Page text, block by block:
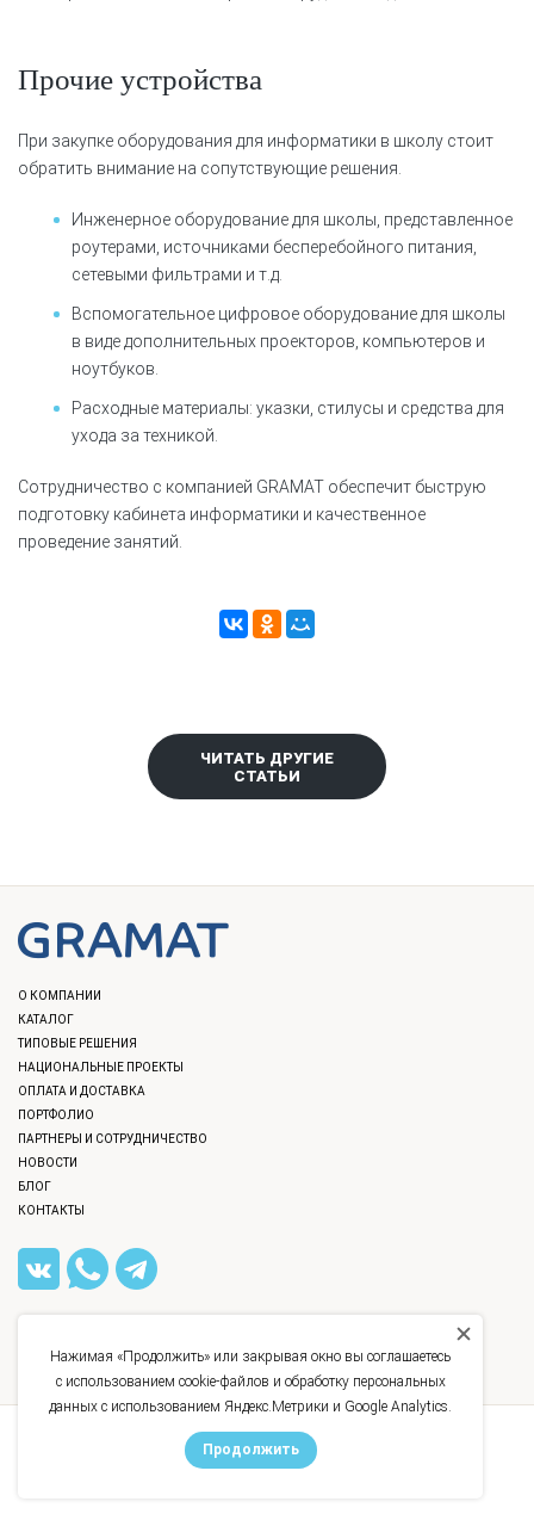
Прочие устройства
При закупке оборудования для информатики в школу стоит
обратить внимание на сопутствующие решения.
Инженерное оборудование для школы, представленное
роутерами, источниками бесперебойного питания,
сетевыми фильтрами и т.д.
Вспомогательное цифровое оборудование для школы
в виде дополнительных проекторов, компьютеров и
ноутбуков.
Расходные материалы: указки, стилусы и средства для
ухода за техникой.
Сотрудничество с компанией GRAMAT обеспечит быструю
подготовку кабинета информатики и качественное
проведение занятий.
ЧИТАТЬ ДРУГИЕ
СТАТЬИ
О КОМПАНИИ
КАТАЛОГ
ТИПОВЫЕ РЕШЕНИЯ
НАЦИОНАЛЬНЫЕ ПРОЕКТЫ
ОПЛАТА И ДОСТАВКА
ПОРТФОЛИО
ПАРТНЕРЫ И СОТРУДНИЧЕСТВО
НОВОСТИ
БЛОГ
КОНТАКТЫ
INFO@GRAMAT.RU
УЛ. БАССЕЙНАЯ, Д. 21
Нажимая «Продолжить» или закрывая окно вы соглашаетесь
с использованием cookie-файлов и обработку персональных
данных с использованием Яндекс.Метрики и Google Analytics.
Продолжить